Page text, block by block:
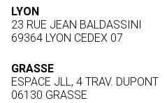
LYON
23 RUE JEAN BALDASSINI
69364 LYON CEDEX 07
GRASSE
ESPACE JLL, 4 TRAV. DUPONT
06130 GRASSE